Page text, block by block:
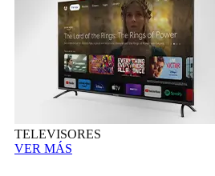
TELEVISORES
VER MÁS